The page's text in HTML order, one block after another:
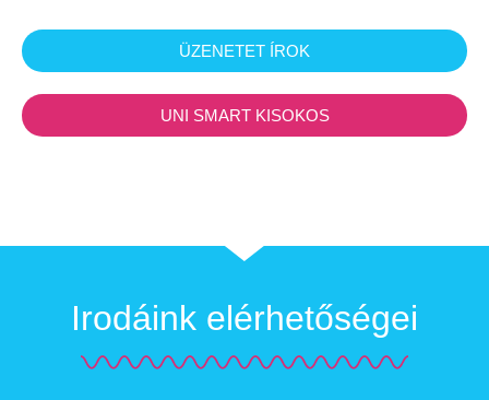
ÜZENETET ÍROK
UNI SMART KISOKOS
Irodáink elérhetőségei